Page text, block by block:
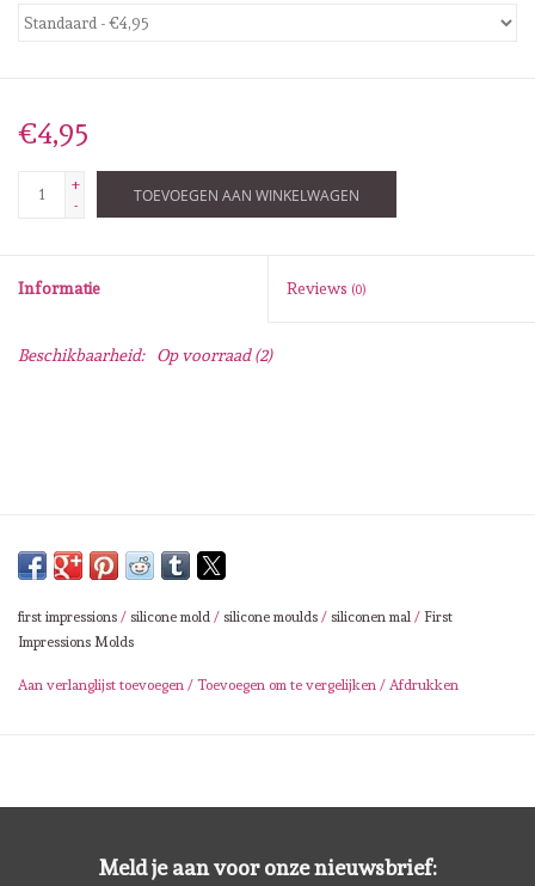
Lint
schudmateriaal
Lesia Zgharda
OLO Markers
Impronte D'autore
Uitverkoop
€4,95
+
-
TOEVOEGEN AAN WINKELWAGEN
Informatie Reviews (0)
Beschikbaarheid: Op voorraad(2)
first impressions / silicone mold / silicone moulds / siliconen mal / First
Impressions Molds
Aan verlanglijst toevoegen / Toevoegen om te vergelijken / Afdrukken
Meld je aan voor onze nieuwsbrief: